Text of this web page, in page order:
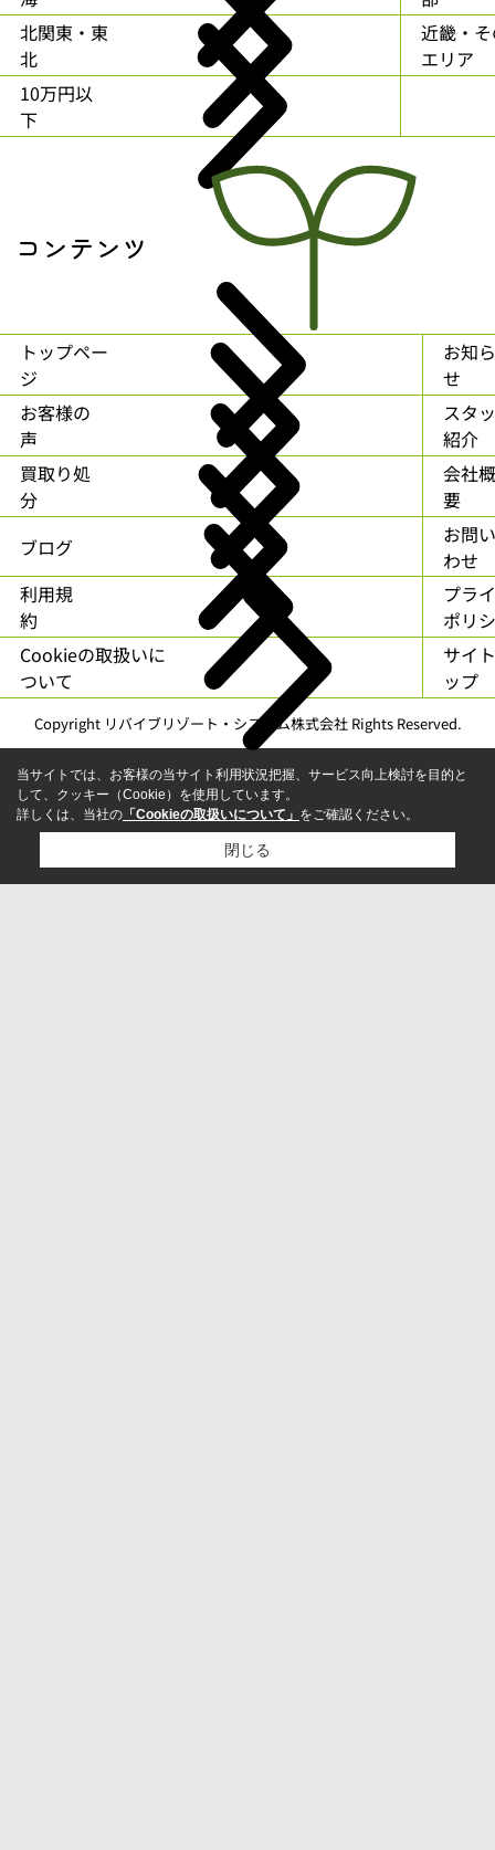
北関東・東
北
近畿・
エリア
10万円以
下
コンテンツ
トップペー
ジ
お知ら
せ
お客様の
声
スタ
紹介
買取り処
分
会社概
要
ブログ
お問
わせ
利用規
約
プラ
ポリ
Cookieの取扱いに
ついて
サイ
ップ
Copyright リバイブリゾート・システム株式会社 Rights Reserved.
当サイトでは、お客様の当サイト利用状況把握、サービス向上検討を目的と
して、クッキー（Cookie）を使用しています。
詳しくは、当社の 「Cookieの取扱いについて」 をご確認ください。
閉じる